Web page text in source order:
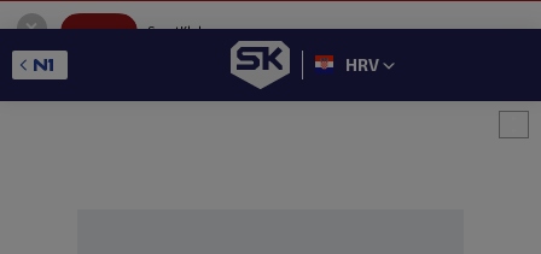
SportKlub
GET - On the Google Play
HRV